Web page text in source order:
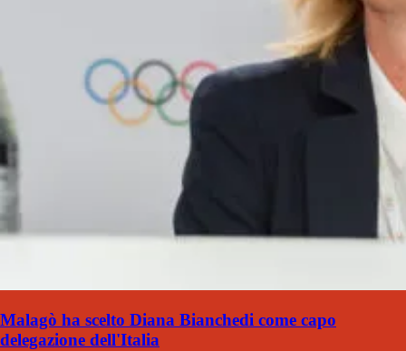
Malagò ha scelto Diana Bianchedi come capo
delegazione dell'Italia